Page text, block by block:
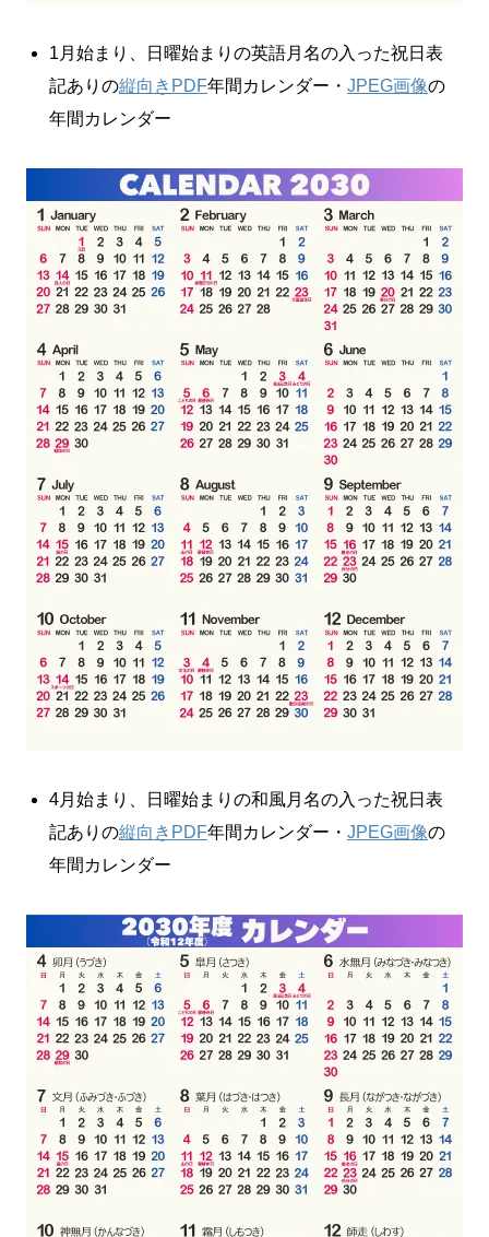
1月始まり、日曜始まりの英語月名の入った祝日表
記ありの縦向きPDF年間カレンダー・ JPEG画像の
年間カレンダー
4月始まり、日曜始まりの和風月名の入った祝日表
記ありの縦向きPDF年間カレンダー・ JPEG画像の
年間カレンダー